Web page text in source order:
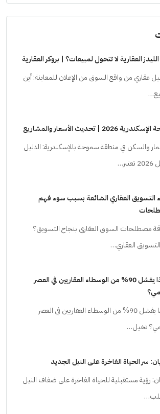
العقارية لا تتحول لمبيعات؟ | بروكر العقارية
عقاري من واقع السوق من الإعلان للمعاينة: أين
2026 | تحديث الأسعار والمشاريع
والسكن في منطقة سموحة بالإسكندرية: الدليل
التسويق العقاري الشائعة بسبب سوء فهم
مصطلحات السوق العقاري بنجاح التسويق؟
العقاري…
لماذا يفشل 90% من الوسطاء العقاريين في العصر
لماذا يفشل 90% من الوسطاء العقاريين في العصر
تخيل…
سر الحياة الفاخرة على النيل الجديد
رؤية مستقبلية للحياة الفاخرة على ضفاف النيل